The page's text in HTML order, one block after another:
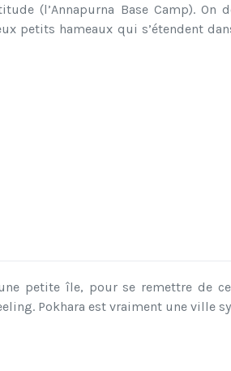
(l’Annapurna Base Camp).
petits hameaux qui s’étendent
petite île, pour se remettre de
Pokhara est vraiment une ville